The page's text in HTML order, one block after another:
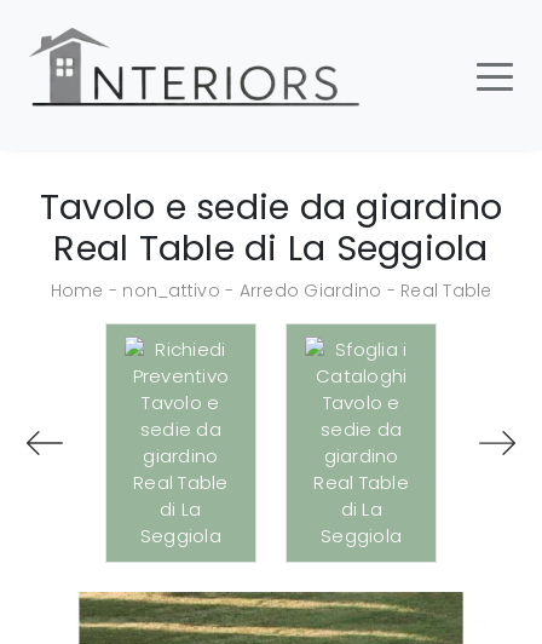
Tavolo e sedie da giardino
Real Table di La Seggiola
Home - non_attivo - Arredo Giardino - Real Table